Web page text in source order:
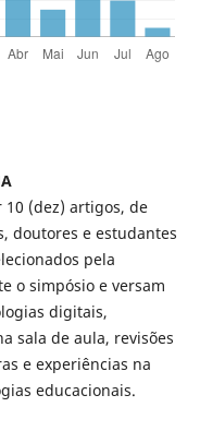
10 (dez) artigos, de
doutores e estudantes
pela
o simpósio e versam
digitais,
sala de aula, revisões
e experiências na
educacionais.